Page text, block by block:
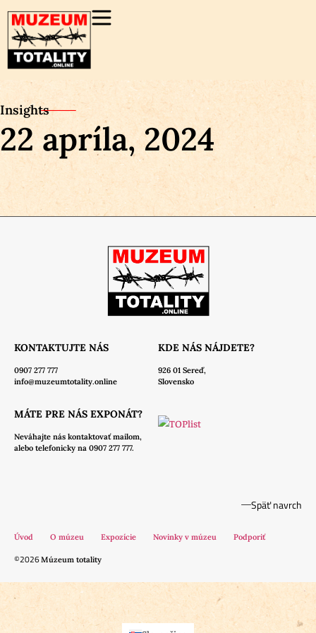
Insights
22 apríla, 2024
KONTAKTUJTE NÁS
0907 277 777
info@muzeumtotality.online
KDE NÁS NÁJDETE?
926 01 Sereď,
Slovensko
MÁTE PRE NÁS EXPONÁT?
Neváhajte nás kontaktovať mailom,
alebo telefonicky na 0907 277 777.
Späť navrch
Úvod O múzeu Expozície Novinky v múzeu Podporiť
©2026Múzeum totality